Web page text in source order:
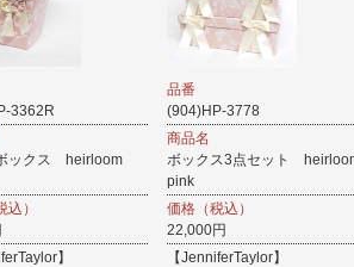
3362R
ックス heirloom
）
】
品番
(904)HP-3778
商品名
ボックス3点セット
pink
価格（税込）
22,000円
【JenniferTaylor】